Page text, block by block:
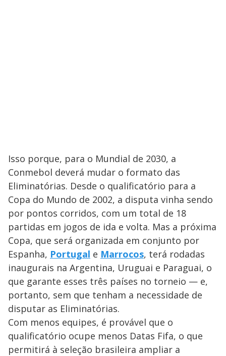
Isso porque, para o Mundial de 2030, a
Conmebol deverá mudar o formato das
Eliminatórias. Desde o qualificatório para a
Copa do Mundo de 2002, a disputa vinha sendo
por pontos corridos, com um total de 18
partidas em jogos de ida e volta. Mas a próxima
Copa, que será organizada em conjunto por
Espanha, Portugal e Marrocos, terá rodadas
inaugurais na Argentina, Uruguai e Paraguai, o
que garante esses três países no torneio — e,
portanto, sem que tenham a necessidade de
disputar as Eliminatórias.
Com menos equipes, é provável que o
qualificatório ocupe menos Datas Fifa, o que
permitirá à seleção brasileira ampliar a